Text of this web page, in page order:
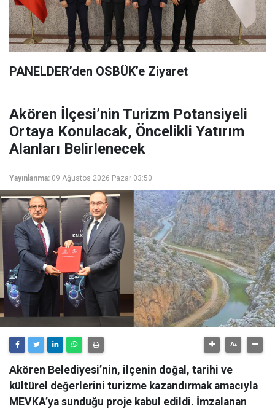
PANELDER’den OSBÜK’e Ziyaret
Akören İlçesi’nin Turizm Potansiyeli
Ortaya Konulacak, Öncelikli Yatırım
Alanları Belirlenecek
Yayınlanma: 09 Ağustos 2026 Pazar 03:50
Akören Belediyesi’nin, ilçenin doğal, tarihi ve
kültürel değerlerini turizme kazandırmak amacıyla
MEVKA’ya sunduğu proje kabul edildi. İmzalanan